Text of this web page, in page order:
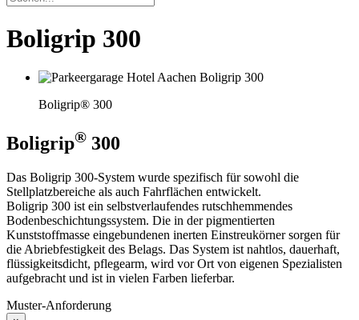
Boligrip 300
Boligrip® 300
Boligrip® 300
Das Boligrip 300-System wurde spezifisch für sowohl die
Stellplatzbereiche als auch Fahrflächen entwickelt.
Boligrip 300 ist ein selbstverlaufendes rutschhemmendes
Bodenbeschichtungssystem. Die in der pigmentierten
Kunststoffmasse eingebundenen inerten Einstreukörner sorgen für
die Abriebfestigkeit des Belags. Das System ist nahtlos, dauerhaft,
flüssigkeitsdicht, pflegearm, wird vor Ort von eigenen Spezialisten
aufgebracht und ist in vielen Farben lieferbar.
Muster-Anforderung